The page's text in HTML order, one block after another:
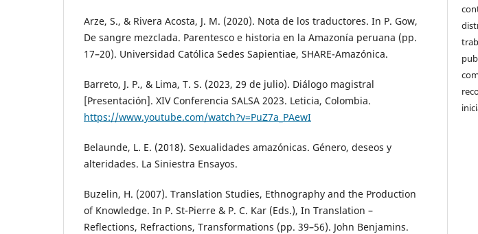
Arze, S., & Rivera Acosta, J. M. (2020). Nota de los traductores. In P. Gow,
De sangre mezclada. Parentesco e historia en la Amazonía peruana (pp.
17–20). Universidad Católica Sedes Sapientiae, SHARE-Amazónica.
Barreto, J. P., & Lima, T. S. (2023, 29 de julio). Diálogo magistral
[Presentación]. XIV Conferencia SALSA 2023. Leticia, Colombia.
https://www.youtube.com/watch?v=PuZ7a_PAewI
Belaunde, L. E. (2018). Sexualidades amazónicas. Género, deseos y
alteridades. La Siniestra Ensayos.
Buzelin, H. (2007). Translation Studies, Ethnography and the Production
of Knowledge. In P. St-Pierre & P. C. Kar (Eds.), In Translation –
Reflections, Refractions, Transformations (pp. 39–56). John Benjamins.